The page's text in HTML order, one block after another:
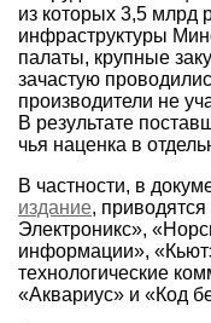
из которых 3,5 млрд
инфраструктуры
палаты, крупные
зачастую
производители не
В результате
чья наценка в
В частности, в
издание,
Электроникс»,
информации»,
технологические
«Аквариус» и «Код